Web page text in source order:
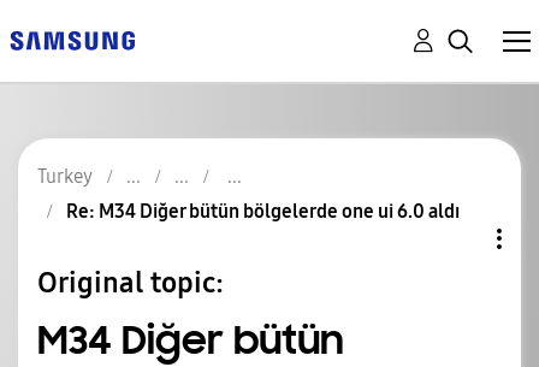
Turkey
Re: M34 Diğer bütün bölgelerde one ui 6.0 aldı
Original topic:
M34 Diğer bütün